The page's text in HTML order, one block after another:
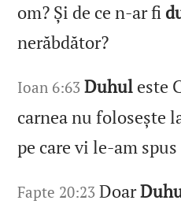
om? Și de ce n‑ar fi
nerăbdător?
Ioan 6:63 Duhul este
carnea nu folosește
pe care vi le‑am
Fapte 20:23 Doar